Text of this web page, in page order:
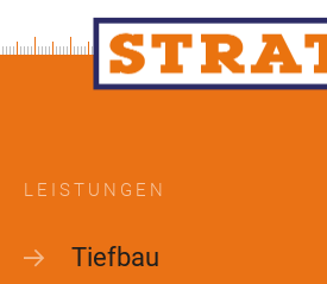
LEISTUNGEN
Tiefbau